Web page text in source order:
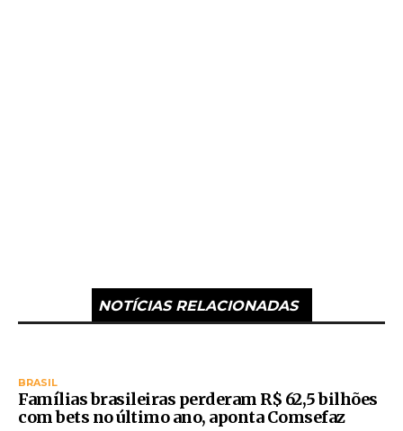
NOTÍCIAS RELACIONADAS
BRASIL
Famílias brasileiras perderam R$ 62,5 bilhões
com bets no último ano, aponta Comsefaz